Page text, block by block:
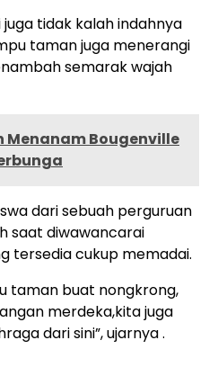
tidak kalah indahnya
taman juga menerangi
semarak wajah
Menanam Bougenville
dari sebuah perguruan
saat diwawancarai
tersedia cukup memadai.
taman buat nongkrong,
merdeka,kita juga
dari sini”, ujarnya .